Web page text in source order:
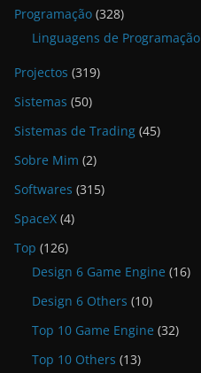
Programação (328)
Linguagens de Programação
Projectos (319)
Sistemas (50)
Sistemas de Trading (45)
Sobre Mim (2)
Softwares (315)
SpaceX (4)
Top (126)
Design 6 Game Engine (16)
Design 6 Others (10)
Top 10 Game Engine (32)
Top 10 Others (13)